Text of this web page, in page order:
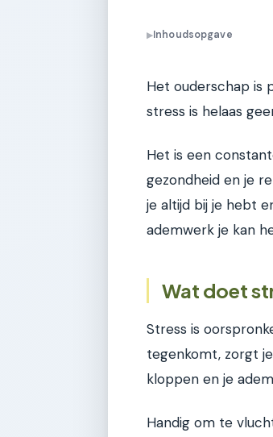
▶Inhoudsopgave
Het ouderschap is
stress is helaas
Het is een
gezondheid en je
je altijd bij je hebt
ademwerk je kan
Wat doet
Stress is
tegenkomt, zorgt
kloppen en je
Handig om te